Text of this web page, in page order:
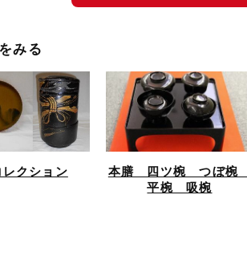
みる
クション
本膳 四ツ椀 つぼ椀
平椀 吸椀